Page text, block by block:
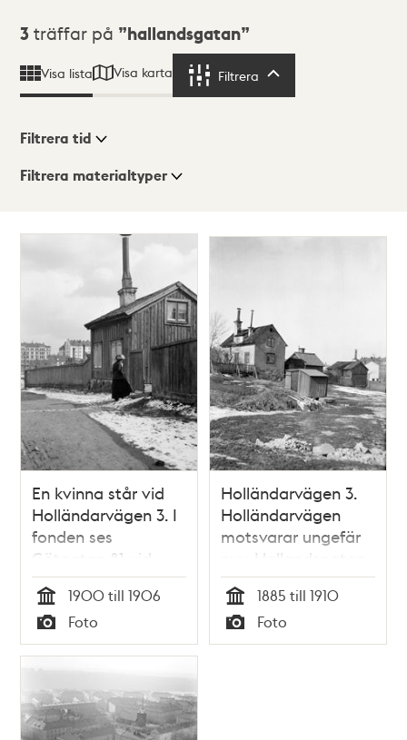
Sökresultat
3 träffar på hallandsgatan
Visa lista Visa karta Filtrera
Visningsläge
Filtrera tid
Filtrera materialtyper
En kvinna står vid
Holländarvägen 3. I
fonden ses
Götgatan 81 vid
hörnet av
Blekingegatan.
Holländarvägen
motsvarar ungefär
nuv. Hallandsgatan
(tidigare
Skånegatan) och kv.
Vågskivan
Tid
1900 till 1906
Typ
Foto
Holländarvägen 3.
Holländarvägen
motsvarar ungefär
nuv. Hallandsgatan
(tidigare
Skånegatan) och kv.
Vågskivan, nordöst
om Helgalunden
Tid
1885 till 1910
Typ
Foto